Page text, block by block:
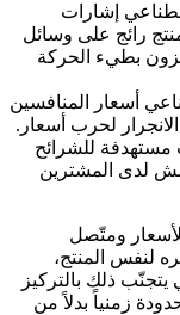
إشارات
رائج على وسائل
بطيء الحركة
أسعار المنافسين
لحرب أسعار.
للشرائح
لدى المشترين
ومتّصل
لنفس المنتج،
ذلك بالتركيز
زمنياً بدلاً من